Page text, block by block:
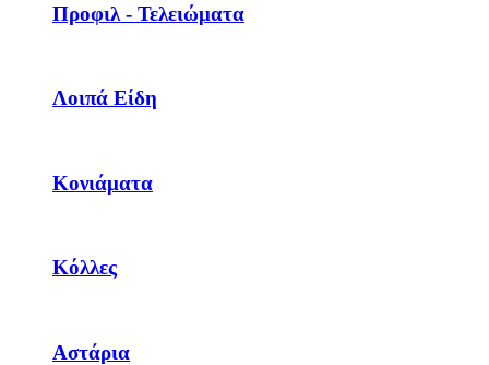
Προφιλ - Τελειώματα
Λοιπά Είδη
Κονιάματα
Κόλλες
Αστάρια